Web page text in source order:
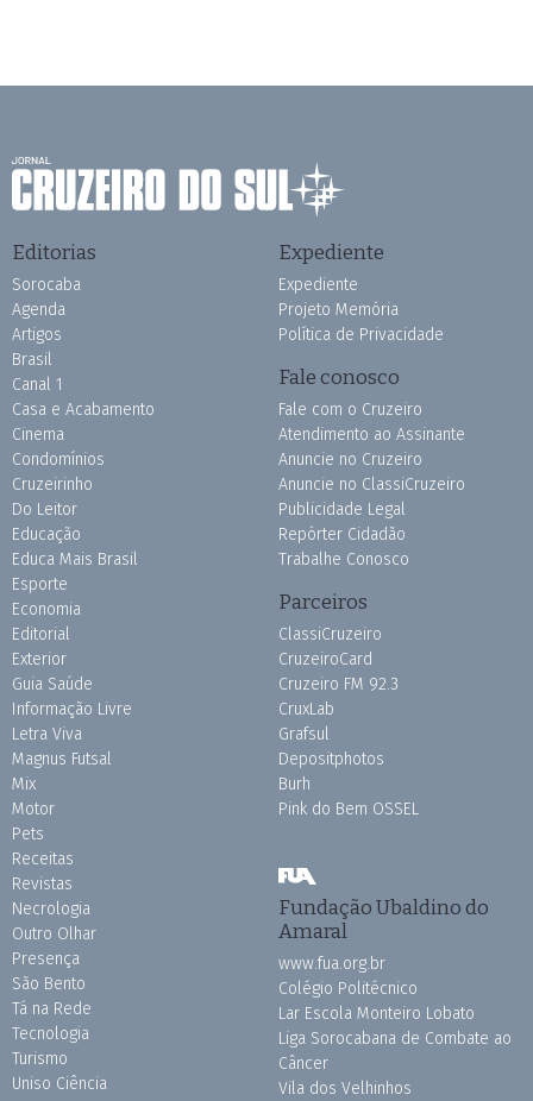
Editorias
Sorocaba
Agenda
Artigos
Brasil
Canal 1
Casa e Acabamento
Cinema
Condomínios
Cruzeirinho
Do Leitor
Educação
Educa Mais Brasil
Esporte
Economia
Editorial
Exterior
Guia Saúde
Informação Livre
Letra Viva
Magnus Futsal
Mix
Motor
Pets
Receitas
Revistas
Necrologia
Outro Olhar
Presença
São Bento
Tá na Rede
Tecnologia
Turismo
Uniso Ciência
Expediente
Expediente
Projeto Memória
Política de Privacidade
Fale conosco
Fale com o Cruzeiro
Atendimento ao Assinante
Anuncie no Cruzeiro
Anuncie no ClassiCruzeiro
Publicidade Legal
Repórter Cidadão
Trabalhe Conosco
Parceiros
ClassiCruzeiro
CruzeiroCard
Cruzeiro FM 92.3
CruxLab
Grafsul
Depositphotos
Burh
Pink do Bem OSSEL
Fundação Ubaldino do
Amaral
www.fua.org.br
Colégio Politécnico
Lar Escola Monteiro Lobato
Liga Sorocabana de Combate ao
Câncer
Vila dos Velhinhos